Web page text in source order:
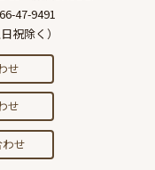
47-9491
祝除く）
せ
せ
せ